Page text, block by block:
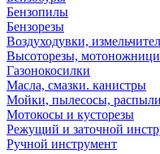
Бензопилы
Бензорезы
Воздуходувки,
Высоторезы, мотоножници
Газонокосилки
Масла, смазки. канистры
Мойки, пылесосы,
Мотокосы и кусторезы
Режущий и заточной
Ручной инструмент